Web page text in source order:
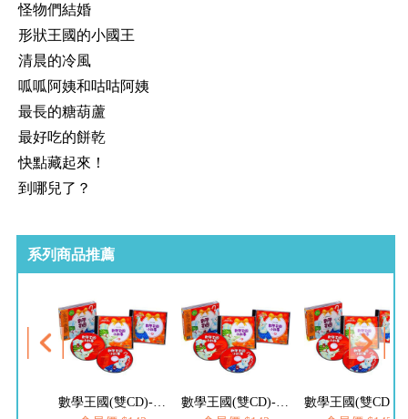
怪物們結婚
形狀王國的小國王
清晨的冷風
呱呱阿姨和咕咕阿姨
最長的糖葫蘆
最好吃的餅乾
快點藏起來！
到哪兒了？
系列商品推薦
數學王國(雙CD)-熊媽媽說故事
數學王國(雙CD)-熊媽媽說故事